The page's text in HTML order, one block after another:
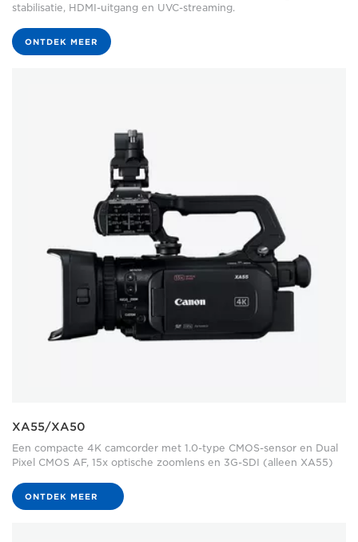
stabilisatie, HDMI-uitgang en UVC-streaming.
ONTDEK MEER
XA55/XA50
Een compacte 4K camcorder met 1.0-type CMOS-sensor en Dual
Pixel CMOS AF, 15x optische zoomlens en 3G-SDI (alleen XA55)
ONTDEK MEER